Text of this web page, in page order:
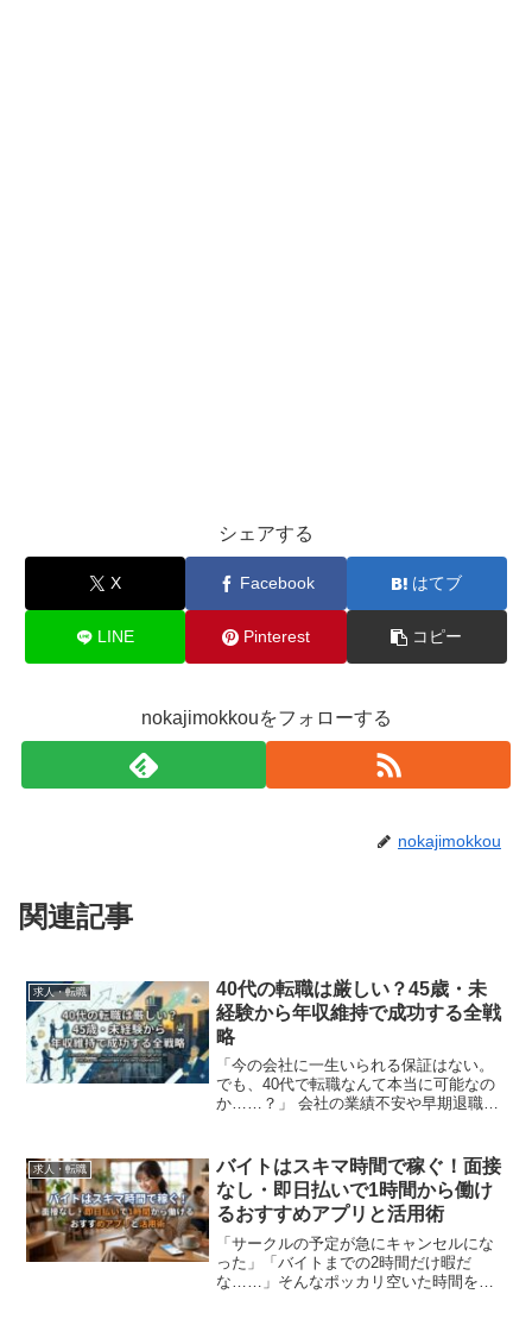
シェアする
X Facebook はてブ
LINE Pinterest コピー
nokajimokkouをフォローする
nokajimokkou
関連記事
求人・転職
40代の転職は厳しい？45歳・未
経験から年収維持で成功する全戦
略
「今の会社に一生いられる保証はない。
でも、40代で転職なんて本当に可能なの
か……？」 会社の業績不安や早期退職の
近く同じ会社で働いてきた方にとって、
今の転職市場は未知...
求人・転職
バイトはスキマ時間で稼ぐ！面接
なし・即日払いで1時間から働け
るおすすめアプリと活用術
「サークルの予定が急にキャンセルにな
った」「バイトまでの2時間だけ暇だ
な……」そんなポッカリ空いた時間を、